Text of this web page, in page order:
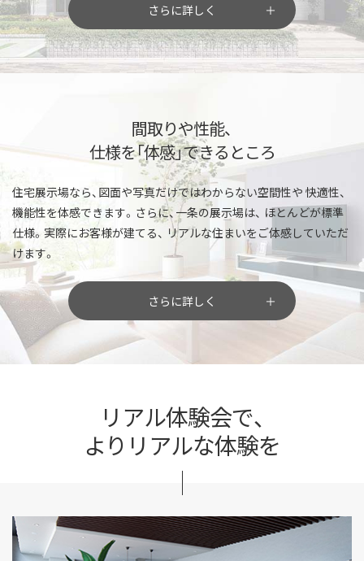
さらに詳しく
間取りや性能、
仕様を「体感」できるところ
住宅展示場なら、図面や写真だけではわからない空間性や 快適性、
機能性を体感できます。さらに、一条の展示場は、 ほとんどが標準
仕様。実際にお客様が建てる、 リアルな住まいをご体感していただ
けます。
さらに詳しく
リアル体験会で、
よりリアルな体験を